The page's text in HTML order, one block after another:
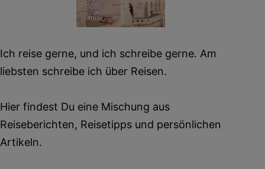
Ich reise gerne, und ich schreibe gerne. Am
liebsten schreibe ich über Reisen.
Hier findest Du eine Mischung aus
Reiseberichten, Reisetipps und persönlichen
Artikeln.